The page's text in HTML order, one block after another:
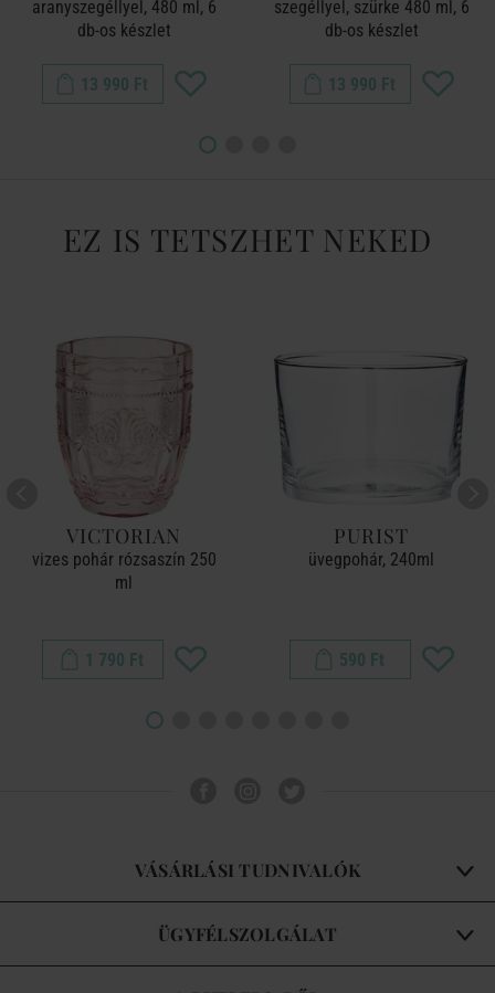
aranyszegéllyel, 480 ml, 6
db-os készlet
13 990 Ft
szegéllyel, szürke 480 ml, 6
db-os készlet
13 990 Ft
EZ IS TETSZHET NEKED
VICTORIAN
vizes pohár rózsaszín 250
ml
1 790 Ft
PURIST
üvegpohár, 240ml
590 Ft
VÁSÁRLÁSI TUDNIVALÓK
ÜGYFÉLSZOLGÁLAT